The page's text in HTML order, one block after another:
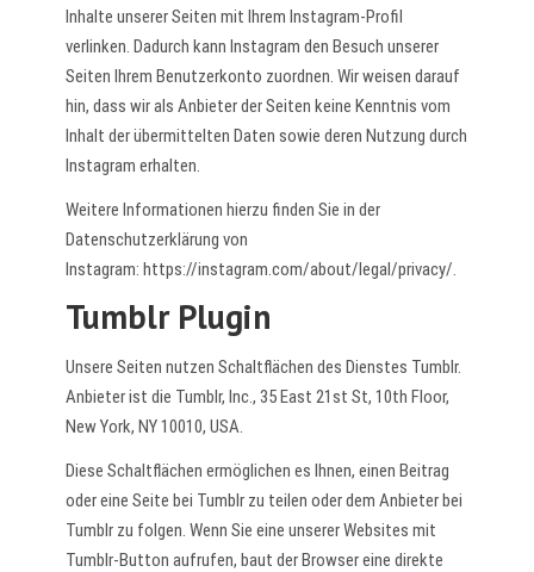
Inhalte unserer Seiten mit Ihrem Instagram-Profil
verlinken. Dadurch kann Instagram den Besuch unserer
Seiten Ihrem Benutzerkonto zuordnen. Wir weisen darauf
hin, dass wir als Anbieter der Seiten keine Kenntnis vom
Inhalt der übermittelten Daten sowie deren Nutzung durch
Instagram erhalten.
Weitere Informationen hierzu finden Sie in der
Datenschutzerklärung von
Instagram: https://instagram.com/about/legal/privacy/.
Tumblr Plugin
Unsere Seiten nutzen Schaltflächen des Dienstes Tumblr.
Anbieter ist die Tumblr, Inc., 35 East 21st St, 10th Floor,
New York, NY 10010, USA.
Diese Schaltflächen ermöglichen es Ihnen, einen Beitrag
oder eine Seite bei Tumblr zu teilen oder dem Anbieter bei
Tumblr zu folgen. Wenn Sie eine unserer Websites mit
Tumblr-Button aufrufen, baut der Browser eine direkte